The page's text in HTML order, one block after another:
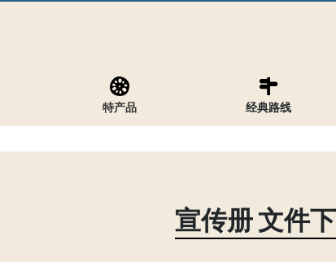
特产品 经典路线
宣传册 文件